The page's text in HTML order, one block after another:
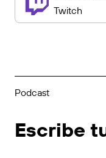
Twitch
Podcast
Escribe